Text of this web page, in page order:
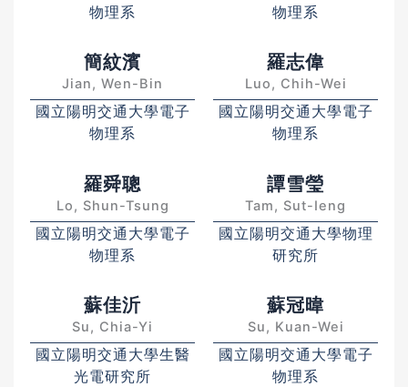
物理系
物理系
簡紋濱
Jian, Wen-Bin
國立陽明交通大學電子
物理系
羅志偉
Luo, Chih-Wei
國立陽明交通大學電子
物理系
羅舜聰
Lo, Shun-Tsung
國立陽明交通大學電子
物理系
譚雪瑩
Tam, Sut-Ieng
國立陽明交通大學物理
研究所
蘇佳沂
Su, Chia-Yi
國立陽明交通大學生醫
光電研究所
蘇冠暐
Su, Kuan-Wei
國立陽明交通大學電子
物理系